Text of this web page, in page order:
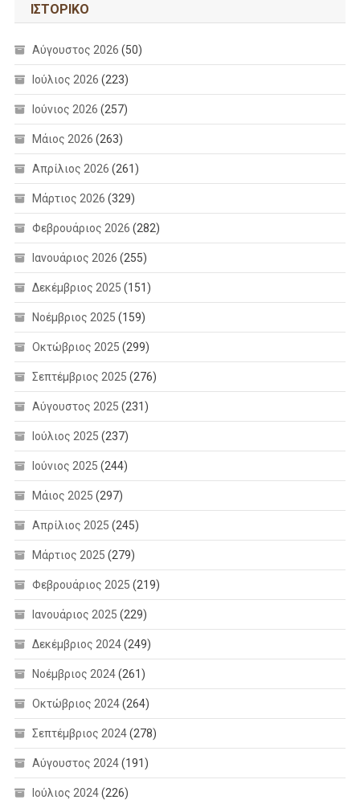
ΙΣΤΟΡΙΚΌ
Αύγουστος 2026 (50)
Ιούλιος 2026 (223)
Ιούνιος 2026 (257)
Μάιος 2026 (263)
Απρίλιος 2026 (261)
Μάρτιος 2026 (329)
Φεβρουάριος 2026 (282)
Ιανουάριος 2026 (255)
Δεκέμβριος 2025 (151)
Νοέμβριος 2025 (159)
Οκτώβριος 2025 (299)
Σεπτέμβριος 2025 (276)
Αύγουστος 2025 (231)
Ιούλιος 2025 (237)
Ιούνιος 2025 (244)
Μάιος 2025 (297)
Απρίλιος 2025 (245)
Μάρτιος 2025 (279)
Φεβρουάριος 2025 (219)
Ιανουάριος 2025 (229)
Δεκέμβριος 2024(249)
Νοέμβριος 2024(261)
Οκτώβριος 2024(264)
Σεπτέμβριος 2024(278)
Αύγουστος 2024(191)
Ιούλιος 2024(226)